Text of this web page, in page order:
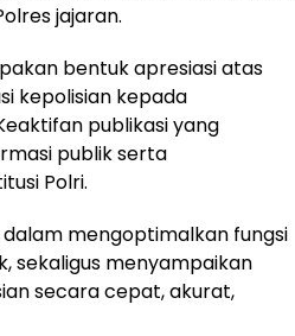
jajaran.
bentuk apresiasi atas
kepolisian kepada
publikasi yang
publik serta
Polri.
mengoptimalkan fungsi
sekaligus menyampaikan
secara cepat, akurat,